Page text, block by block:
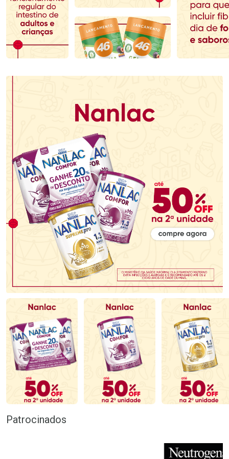
Comprar sem Desconto
Por R$ 70,79/cada
Comprar sem Desconto
Por R$ 70,79/cada
Comprar sem Desconto
Por R$ 142,49/cada
Comprar sem Desconto
Por R$ 142,49/cada
Patrocinados